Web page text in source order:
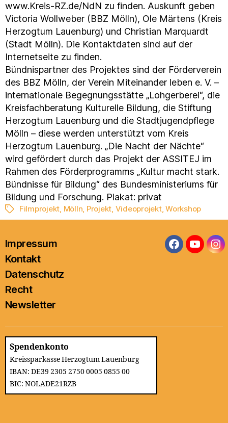
www.Kreis-RZ.de/NdN zu finden. Auskunft geben
Victoria Wollweber (BBZ Mölln), Ole Märtens (Kreis
Herzogtum Lauenburg) und Christian Marquardt
(Stadt Mölln). Die Kontaktdaten sind auf der
Internetseite zu finden.
Bündnispartner des Projektes sind der Förderverein
des BBZ Mölln, der Verein Miteinander leben e. V. –
internationale Begegnungsstätte „Lohgerberei“, die
Kreisfachberatung Kulturelle Bildung, die Stiftung
Herzogtum Lauenburg und die Stadtjugendpflege
Mölln – diese werden unterstützt vom Kreis
Herzogtum Lauenburg. „Die Nacht der Nächte“
wird gefördert durch das Projekt der ASSITEJ im
Rahmen des Förderprogramms „Kultur macht stark.
Bündnisse für Bildung“ des Bundesministeriums für
Bildung und Forschung. Plakat: privat
Schlagwörter
Filmprojekt, Mölln, Projekt, Videoprojekt,Workshop
Impressum
Kontakt
Datenschutz
Recht
Newsletter
Facebook
Spendenkonto
Kreissparkasse Herzogtum Lauenburg
IBAN: DE39 2305 2750 0005 0855 00
BIC: NOLADE21RZB